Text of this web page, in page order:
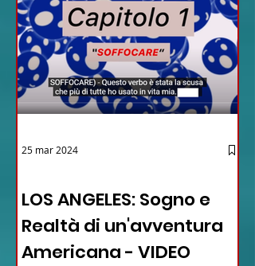
LOS ANGELES: Sogno e
Realtà di un'avventura
Americana - VIDEO
25 mar 2024